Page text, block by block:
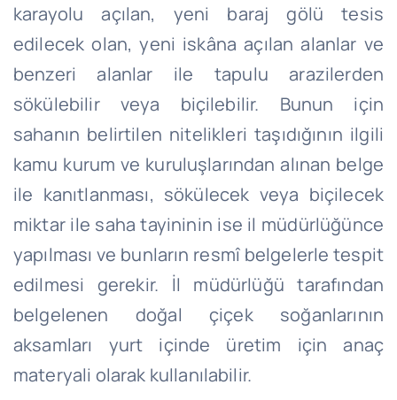
karayolu açılan, yeni baraj gölü tesis
edilecek olan, yeni iskâna açılan alanlar ve
benzeri alanlar ile tapulu arazilerden
sökülebilir veya biçilebilir. Bunun için
sahanın belirtilen nitelikleri taşıdığının ilgili
kamu kurum ve kuruluşlarından alınan belge
ile kanıtlanması, sökülecek veya biçilecek
miktar ile saha tayininin ise il müdürlüğünce
yapılması ve bunların resmî belgelerle tespit
edilmesi gerekir. İl müdürlüğü tarafından
belgelenen doğal çiçek soğanlarının
aksamları yurt içinde üretim için anaç
materyali olarak kullanılabilir.